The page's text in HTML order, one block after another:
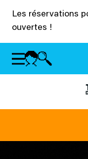
Les réservations
ouvertes !